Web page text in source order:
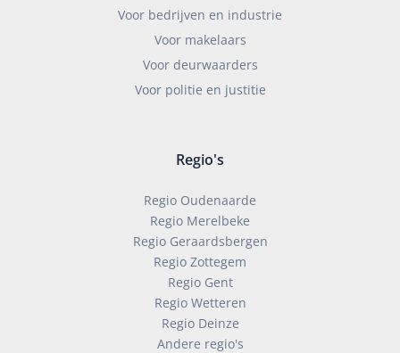
Voor bedrijven en industrie
Voor makelaars
Voor deurwaarders
Voor politie en justitie
Regio's
Regio Oudenaarde
Regio Merelbeke
Regio Geraardsbergen
Regio Zottegem
Regio Gent
Regio Wetteren
Regio Deinze
Andere regio's